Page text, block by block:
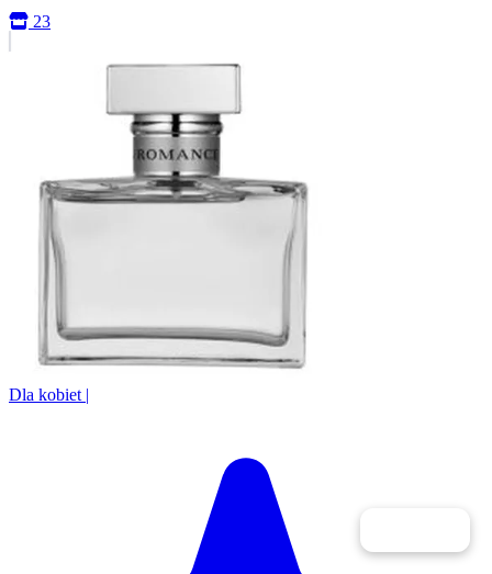
23
Dla kobiet |